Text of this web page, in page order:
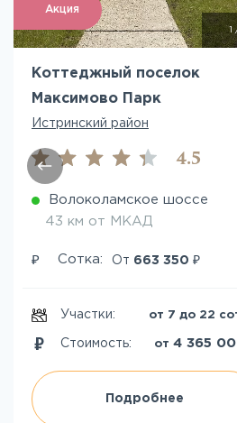
Акция
1
Коттеджный поселок
Максимово Парк
Истринский район
4.5
Волоколамское шоссе
43 км от МКАД
₽ Сотка: От 663 350 ₽
Участки: от 7 до 22
Стоимость: от 4 365
Подробнее